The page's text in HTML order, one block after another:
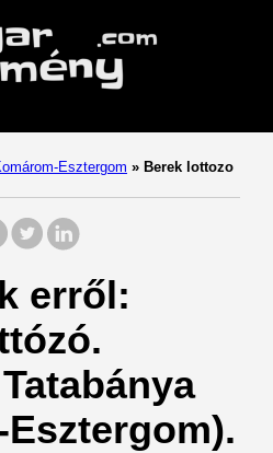
Esztergom » Berek lottozo
erről: